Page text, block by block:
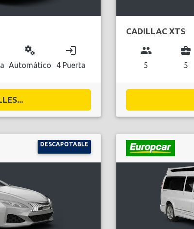
miscellaneous_services
Automático
login
4 Puerta
CADILLAC XTS
group
5
business_center
5
DESCAPOTABLE